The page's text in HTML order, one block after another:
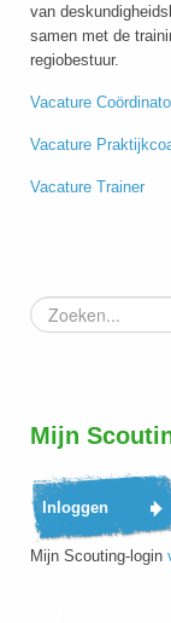
van
samen met de
regiobestuur.
Vacature
Vacature
Vacature Trainer
Mijn
Mijn Scouting-login